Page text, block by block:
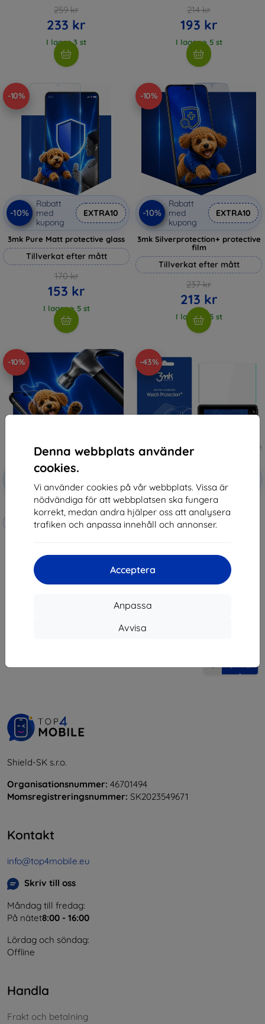
Denna webbplats använder
cookies.
Vi använder cookies på vår webbplats. Vissa är
nödvändiga för att webbplatsen ska fungera
korrekt, medan andra hjälper oss att analysera
trafiken och anpassa innehåll och annonser.
Acceptera
Anpassa
Avvisa
259 kr
233 kr
I lager 3 st
214 kr
193 kr
I lager > 5 st
-10%
-10%
Rabatt
med
kupong
EXTRA10
3mk Pure Matt protective glass
Tillverkat efter mått
170 kr
153 kr
I lager > 5 st
-10%
-10%
Rabatt
med
kupong
EXTRA10
3mk Silverprotection+ protective
film
Tillverkat efter mått
237 kr
213 kr
I lager > 5 st
-10%
Rabatt
kupong
3mk Hammer protective film
Tillverkat efter mått
223 kr
-43%
kupong
3MK FlexibleGlass Garmin Dash
Cam 47/57/67W Watch Hybrid
Glass
173 kr
Sista varan i lager
« 1 »
Shield-SK s.r.o.
Organisationsnummer: 46701494
Momsregistreringsnummer: SK2023549671
Kontakt
info@top4mobile.eu
Skriv till oss
Måndag till fredag:
På nätet8:00 - 16:00
Lördag och söndag:
Offline
Handla
Frakt och betalning